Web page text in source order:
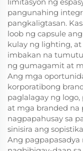
limitasyon ng
pangunahing
pangkaligtasan.
loob ng capsule
kulay ng lighting,
imbakan na
ng gumagamit at
Ang mga
korporatibong
paglalagay ng
at mga branded na
nagpapahusay sa
sinisira ang
Ang pagpapasadya